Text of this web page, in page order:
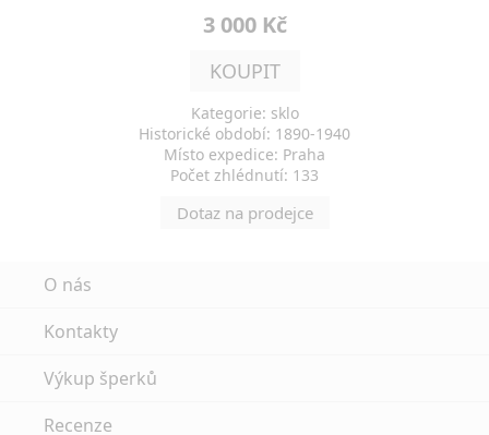
3 000 Kč
KOUPIT
Kategorie: sklo
Historické období: 1890-1940
Místo expedice: Praha
Počet zhlédnutí: 133
Dotaz na prodejce
O nás
Kontakty
Výkup šperků
Recenze